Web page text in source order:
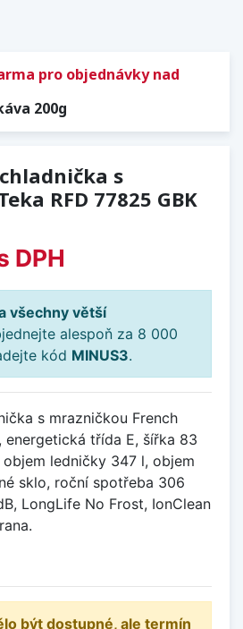
pro objednávky nad
200g
s
RFD 77825 GBK
DPH
všechny větší
alespoň za 8 000
kód MINUS3.
s mrazničkou French
energetická třída E, šířka 83
ledničky 347 l, objem
sklo, roční spotřeba 306
LongLife No Frost, IonClean
být dostupné, ale termín